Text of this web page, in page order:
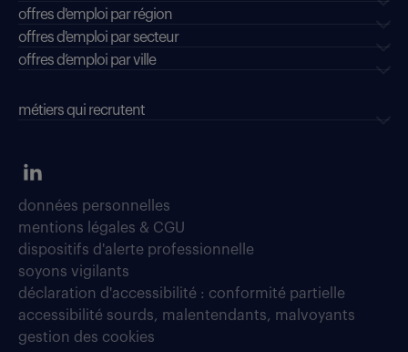
offres d'emploi par région
offres d'emploi par secteur
offres d’emploi par ville
métiers qui recrutent
données personnelles
mentions légales & CGU
dispositifs d'alerte professionnelle
soyons vigilants
déclaration d'accessibilité : conformité partielle
accessibilité sourds, malentendants, malvoyants
gestion des cookies